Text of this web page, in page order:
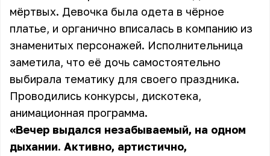
мёртвых. Девочка была одета в чёрное
платье, и органично вписалась в компанию из
знаменитых персонажей. Исполнительница
заметила, что её дочь самостоятельно
выбирала тематику для своего праздника.
Проводились конкурсы, дискотека,
анимационная программа.
«Вечер выдался незабываемый, на одном
дыхании. Активно, артистично,